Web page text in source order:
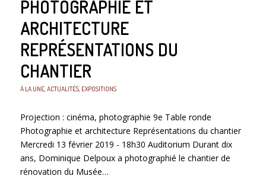
PHOTOGRAPHIE ET
ARCHITECTURE
REPRÉSENTATIONS DU
CHANTIER
À LA UNE, ACTUALITÉS, EXPOSITIONS
Projection : cinéma, photographie 9e Table ronde
Photographie et architecture Représentations du chantier
Mercredi 13 février 2019 - 18h30 Auditorium Durant dix
ans, Dominique Delpoux a photographié le chantier de
rénovation du Musée…